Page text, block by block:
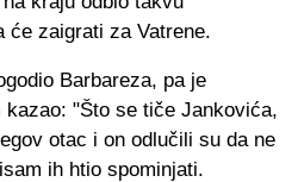
će zaigrati za Vatrene.
Barbareza, pa je
"Što se tiče Jankovića,
otac i on odlučili su da ne
ih htio spominjati.